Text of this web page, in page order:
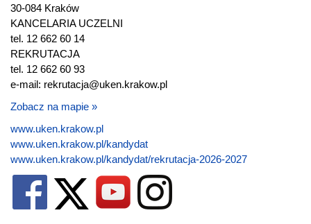
30-084 Kraków
KANCELARIA UCZELNI
tel. 12 662 60 14
REKRUTACJA
tel. 12 662 60 93
e-mail: rekrutacja@uken.krakow.pl
Zobacz na mapie »
www.uken.krakow.pl
www.uken.krakow.pl/kandydat
www.uken.krakow.pl/kandydat/rekrutacja-2026-2027